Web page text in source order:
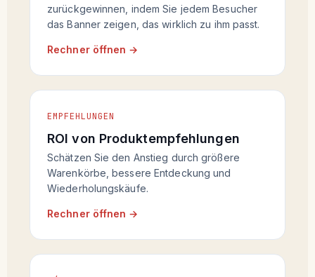
zurückgewinnen, indem Sie jedem Besucher
das Banner zeigen, das wirklich zu ihm passt.
Rechner öffnen →
EMPFEHLUNGEN
ROI von Produktempfehlungen
Schätzen Sie den Anstieg durch größere
Warenkörbe, bessere Entdeckung und
Wiederholungskäufe.
Rechner öffnen →